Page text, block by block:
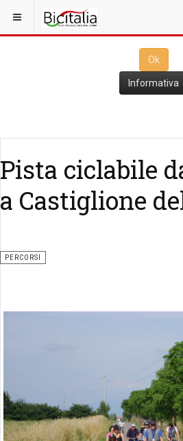
Questo sito utilizza i
Ok
Informativa
Pista ciclabile
a Castiglione
PERCORSI